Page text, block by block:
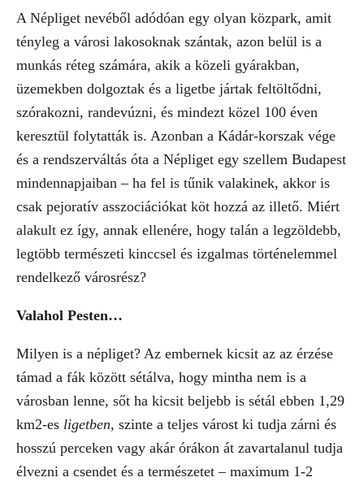
A Népliget nevéből adódóan egy olyan közpark, amit
tényleg a városi lakosoknak szántak, azon belül is a
munkás réteg számára, akik a közeli gyárakban,
üzemekben dolgoztak és a ligetbe jártak feltöltődni,
szórakozni, randevúzni, és mindezt közel 100 éven
keresztül folytatták is. Azonban a Kádár-korszak vége
és a rendszerváltás óta a Népliget egy szellem Budapest
mindennapjaiban – ha fel is tűnik valakinek, akkor is
csak pejoratív asszociációkat köt hozzá az illető. Miért
alakult ez így, annak ellenére, hogy talán a legzöldebb,
legtöbb természeti kinccsel és izgalmas történelemmel
rendelkező városrész?
Valahol Pesten…
Milyen is a népliget? Az embernek kicsit az az érzése
támad a fák között sétálva, hogy mintha nem is a
városban lenne, sőt ha kicsit beljebb is sétál ebben 1,29
km2-es ligetben, szinte a teljes várost ki tudja zárni és
hosszú perceken vagy akár órákon át zavartalanul tudja
élvezni a csendet és a természetet – maximum 1-2